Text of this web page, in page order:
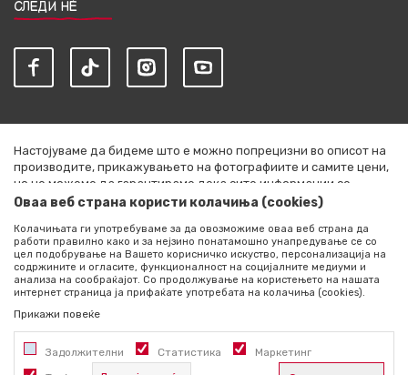
СЛЕДИ НЀ
Настојуваме да бидеме што е можно попрецизни во описот на
производите, прикажувањето на фотографиите и самите цени,
но не можеме да гарантираме дека сите информации се
комплетни и без грешки. Сите артикли прикажани на сајтот се
секој момент. Расположливоста на производите можете да ја
проверите со повик на +389 76 444 490
©2026 literatura.mk, Изработено одNB SOFT. Сите права
задржани.
Оваа веб страна користи колачиња (cookies)
Колачињата ги употребуваме за да овозможиме оваа веб страна да
работи правилно како и за нејзино понатамошно унапредување се со
цел подобрување на Вашето корисничко искуство, персонализација на
содржините и огласите, функционалност на социјалните медиуми и
анализа на сообраќајот. Со продолжување на користењето на нашата
интернет страница ја прифаќате употребата на колачиња (cookies).
Прикажи повеќе
Задолжителни Статистика Маркетинг